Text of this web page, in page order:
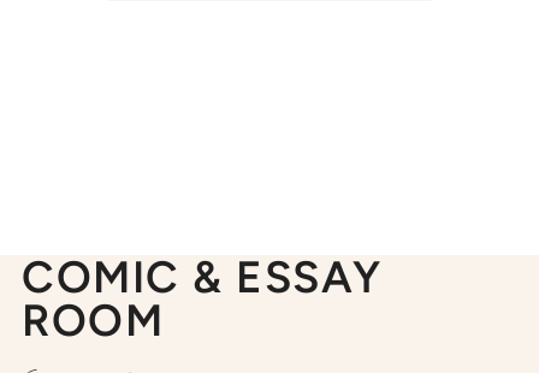
COMIC & ESSAY
ROOM